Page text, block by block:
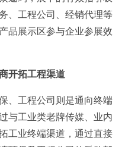
、工程公司、经销代理等
品展示区参与企业参展效
开拓工程渠道
、工程公司则是通向终端
与工业类老牌传媒、业内
工业终端渠道，通过直接